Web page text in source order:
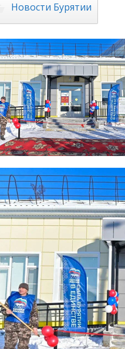
Новости Бурятии